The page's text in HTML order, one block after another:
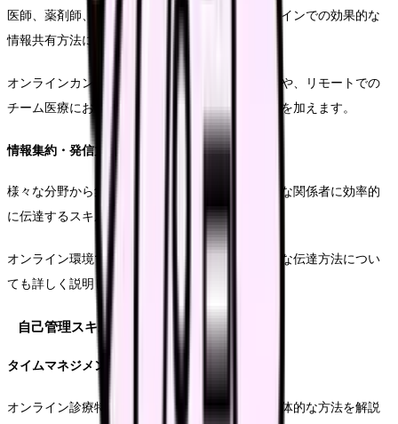
医師、薬剤師、その他の医療スタッフとのオンラインでの効果的な
情報共有方法について詳しく解説します。
オンラインカンファレンスの進行役としての技術や、リモートでの
チーム医療における看護師の役割についても説明を加えます。
情報集約・発信力
様々な分野から集まる情報を正しく整理し、必要な関係者に効率的
に伝達するスキルについて解説します。
オンライン環境での情報の優先順位付けや、確実な伝達方法につい
ても詳しく説明します。
自己管理スキル
タイムマネジメント
オンライン診療特有の業務時間管理について、具体的な方法を解説